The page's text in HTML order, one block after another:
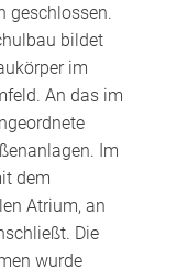
geschlossen.
bildet
im
An das im
Im
dem
Atrium, an
Die
wurde